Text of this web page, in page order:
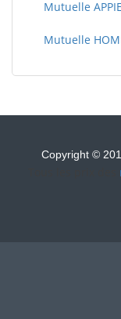
Mutuelle
Mutuelle
Copyright ©